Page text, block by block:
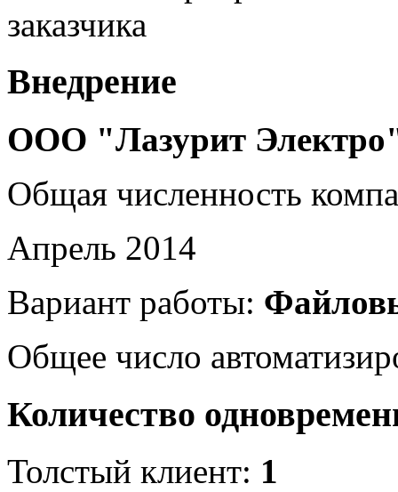
заказчика
Внедрение
ООО "Лазурит
Общая численность
Апрель 2014
Вариант работы:
Общее число
Количество
Толстый клиент: 1